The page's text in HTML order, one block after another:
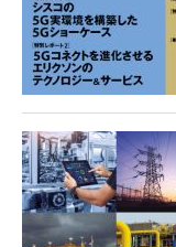
重要
特別
― 産
へ！
加速